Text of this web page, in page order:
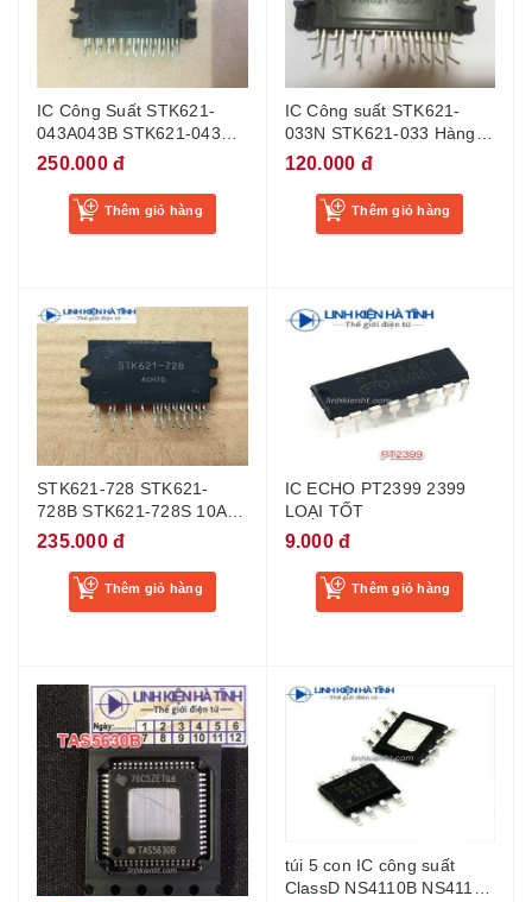
IC Công Suất STK621-
043A043B STK621-043C
STK621-043D MỚI
250.000 đ
Thêm giỏ hàng
IC Công suất STK621-
033N STK621-033 Hàng
Mới
120.000 đ
Thêm giỏ hàng
STK621-728 STK621-
728B STK621-728S 10A
600V mới
235.000 đ
Thêm giỏ hàng
IC ECHO PT2399 2399
LOẠI TỐT
9.000 đ
Thêm giỏ hàng
túi 5 con IC công suất
ClassD NS4110B NS4110A